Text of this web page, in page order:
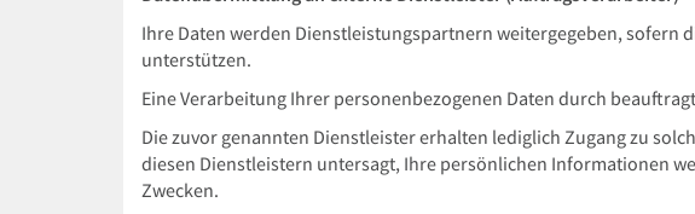
Ihre Daten werden Dienstleistungspartnern weitergegeben, sofern
unterstützen.
Eine Verarbeitung Ihrer personenbezogenen Daten durch
Die zuvor genannten Dienstleister erhalten lediglich Zugang zu
diesen Dienstleistern untersagt, Ihre persönlichen Informationen
Zwecken.